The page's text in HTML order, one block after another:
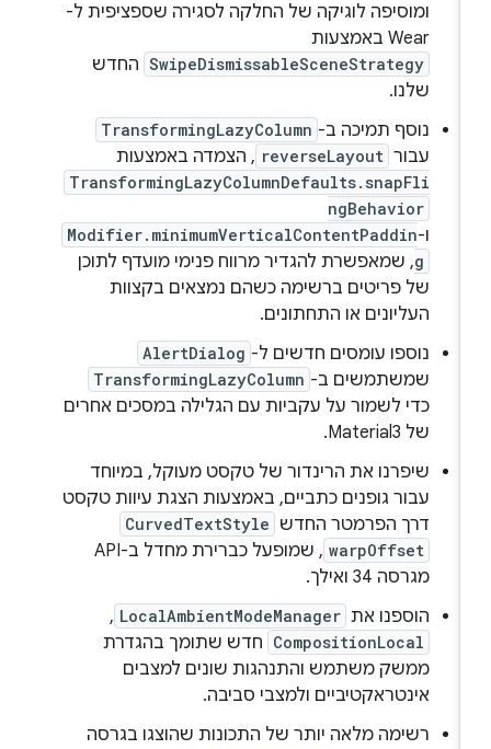
ומוסיפה לוגיקה של החלקה לסגירה שספציפית ל-
Wear באמצעות
SwipeDismissableSceneStrategy החדש
שלנו.
נוסף תמיכה ב- TransformingLazyColumn
עבור reverseLayout , הצמדה באמצעות
TransformingLazyColumnDefaults.snapFli
ngBehavior
Modifier.minimumVerticalContentPaddin
, שמאפשרת להגדיר מרווח פנימי מועדף לתוכן
של פריטים ברשימה כשהם נמצאים בקצוות
העליונים או התחתונים.
נוספו עומסים חדשים ל- AlertDialog
שמשתמשים ב- TransformingLazyColumn
כדי לשמור על עקביות עם הגלילה במסכים אחרים
של Material3.
שיפרנו את הרינדור של טקסט מעוקל, במיוחד
עבור גופנים כתביים, באמצעות הצגת עיוות טקסט
דרך הפרמטר החדש CurvedTextStyle
warpOffset
, שמופעל כברירת מחדל ב-API
מגרסה 34 ואילך.
הוספנו את LocalAmbientModeManager
,
CompositionLocal חדש שתומך בהגדרת
ממשק משתמש והתנהגות שונים למצבים
אינטראקטיביים ולמצבי סביבה.
רשימה מלאה יותר של התכונות שהוצגו בגרסה